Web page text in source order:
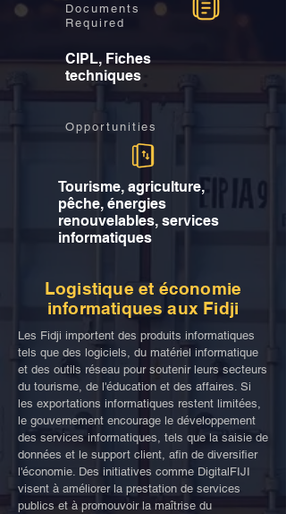
Documents
Required
CIPL, Fiches
techniques
Opportunities
Tourisme, agriculture,
pêche, énergies
renouvelables, services
informatiques
Logistique et économie
informatiques aux Fidji
Les Fidji importent des produits informatiques
tels que des logiciels, du matériel informatique
et des outils réseau pour soutenir leurs secteurs
du tourisme, de l'éducation et des affaires. Si
les exportations informatiques restent limitées,
le gouvernement encourage le développement
des services informatiques, tels que la saisie de
données et le support client, afin de diversifier
l'économie. Des initiatives comme DigitalFIJI
visent à améliorer la prestation de services
publics et à promouvoir la maîtrise du